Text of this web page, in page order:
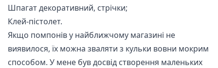
Шпагат декоративний, стрічки;
Клей-пістолет.
Якщо помпонів у найближчому магазині не
виявилося, їх можна зваляти з кульки вовни мокрим
способом. У мене був досвід створення маленьких